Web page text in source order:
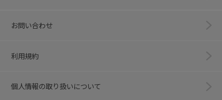
お問い合わせ
利用規約
個人情報の取り扱いについて